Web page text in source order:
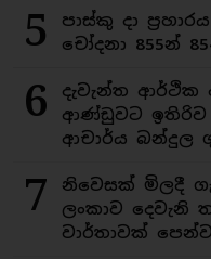
5
පාස්කු දා
චෝදනා 855න්
6
දැවැන්ත
ආණ්ඩුවට ඉතිරිව
ආචාර්ය බන්දුල
7
නිවෙසක් මිලදී
ලංකාව දෙවැනි
වාර්තාවක්